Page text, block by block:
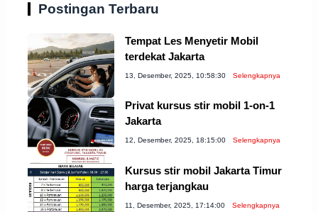
Postingan Terbaru
Tempat Les Menyetir Mobil
terdekat Jakarta
13, Desember, 2025, 10:58:30 Selengkapnya
Privat kursus stir mobil 1-on-1
Jakarta
12, Desember, 2025, 18:15:00 Selengkapnya
Kursus stir mobil Jakarta Timur
harga terjangkau
11, Desember, 2025, 17:14:00 Selengkapnya